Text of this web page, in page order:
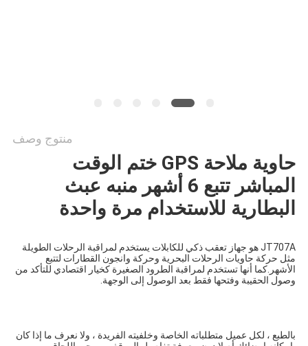
منتوج وصف
البطارية للاستخدام مرة واحدة
مثل حركة حاويات الرحلات البحرية وحركة وانجون القطارات لتتبع
وصول الحقيبة وفتحها فقط بعد الوصول إلى الوجهة.